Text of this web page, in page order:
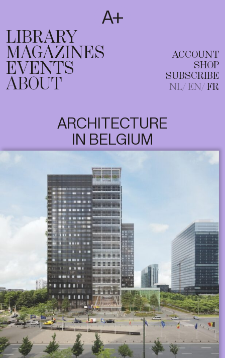
T
EN FR
LIBRARY
MAGAZINES
EVENTS
ABOUT
ACCOUNT
SHOP
SUBSCRIBE
NL EN FR
ARCHITECTURE
IN BELGIUM